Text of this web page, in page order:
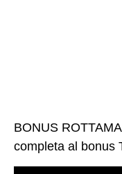
BONUS
completa al bonus